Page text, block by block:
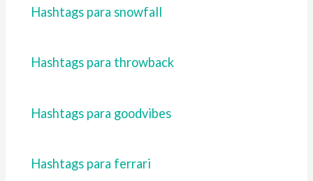
Hashtags para snowfall
Hashtags para throwback
Hashtags para goodvibes
Hashtags para ferrari